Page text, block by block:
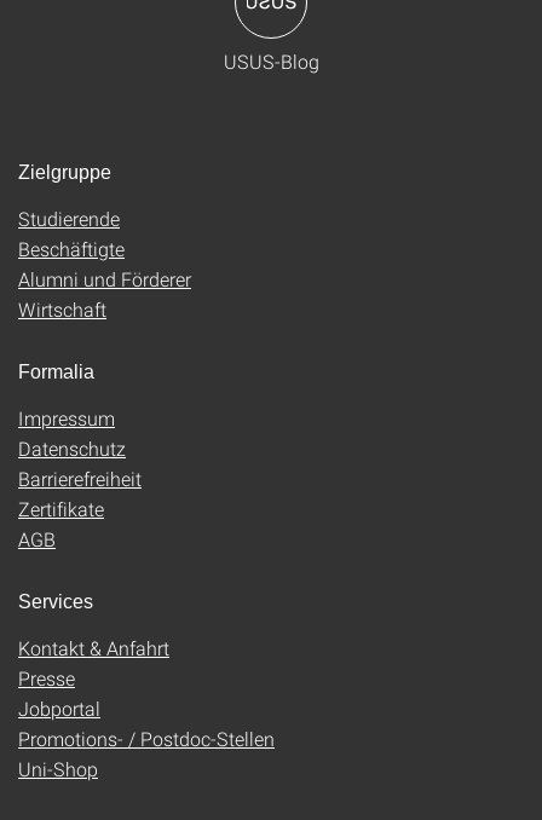
USUS-Blog
Zielgruppe
Studierende
Beschäftigte
Alumni und Förderer
Wirtschaft
Formalia
Impressum
Datenschutz
Barrierefreiheit
Zertifikate
AGB
Services
Kontakt & Anfahrt
Presse
Jobportal
Promotions- / Postdoc-Stellen
Uni-Shop